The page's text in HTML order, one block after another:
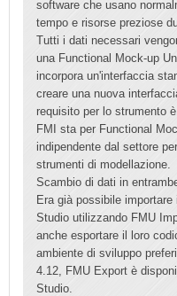
software che usano
tempo e risorse preziose
Tutti i dati necessari
una Functional Mock-up
incorpora un'interfaccia
creare una nuova
requisito per lo strumento
FMI sta per Functional
indipendente dal settore
strumenti di modellazione.
Scambio di dati in
Era già possibile
Studio utilizzando FMU
anche esportare il loro
ambiente di sviluppo
4.12, FMU Export è
Studio.